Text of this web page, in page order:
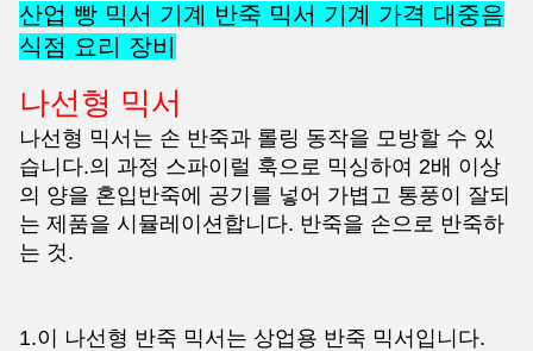
산업 빵 믹서 기계 반죽 믹서 기계 가격 대중음
식점 요리 장비
나선형 믹서
나선형 믹서는 손 반죽과 롤링 동작을 모방할 수 있
습니다.의 과정 스파이럴 훅으로 믹싱하여 2배 이상
의 양을 혼입 반죽에 공기를 넣어 가볍고 통풍이 잘되
는 제품을 시뮬레이션합니다. 반죽을 손으로 반죽하
는 것.
1.이 나선형 반죽 믹서는 상업용 반죽 믹서입니다.